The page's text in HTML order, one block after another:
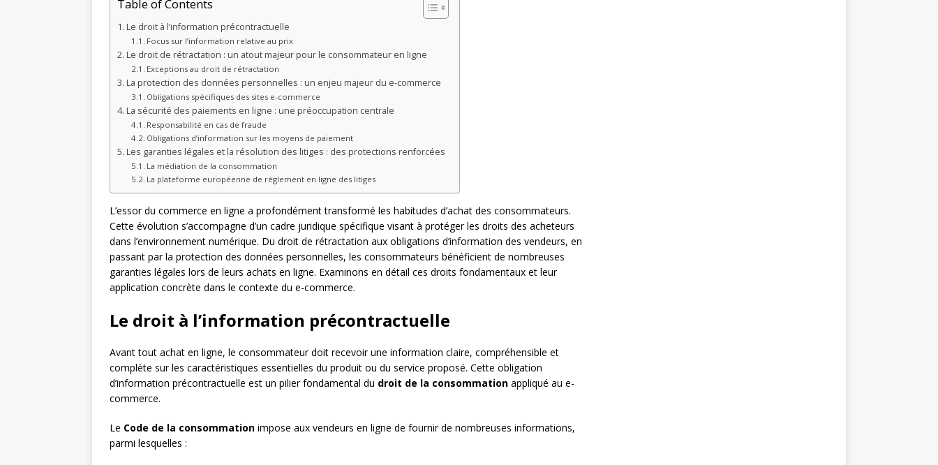
Table of Contents
Le droit à l’information précontractuelle
Focus sur l’information relative au prix
Le droit de rétractation : un atout majeur pour le consommateur en ligne
Exceptions au droit de rétractation
La protection des données personnelles : un enjeu majeur du e-commerce
Obligations spécifiques des sites e-commerce
La sécurité des paiements en ligne : une préoccupation centrale
Responsabilité en cas de fraude
Obligations d’information sur les moyens de paiement
Les garanties légales et la résolution des litiges : des protections renforcées
La médiation de la consommation
La plateforme européenne de règlement en ligne des litiges
L’essor du commerce en ligne a profondément transformé les habitudes d’achat des consommateurs.
Cette évolution s’accompagne d’un cadre juridique spécifique visant à protéger les droits des acheteurs
dans l’environnement numérique. Du droit de rétractation aux obligations d’information des vendeurs, en
passant par la protection des données personnelles, les consommateurs bénéficient de nombreuses
garanties légales lors de leurs achats en ligne. Examinons en détail ces droits fondamentaux et leur
application concrète dans le contexte du e-commerce.
Le droit à l’information précontractuelle
Avant tout achat en ligne, le consommateur doit recevoir une information claire, compréhensible et
complète sur les caractéristiques essentielles du produit ou du service proposé. Cette obligation
d’information précontractuelle est un pilier fondamental du droit de la consommation appliqué au e-
commerce.
Le Code de la consommation impose aux vendeurs en ligne de fournir de nombreuses informations,
parmi lesquelles :